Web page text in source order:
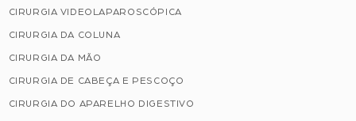
CIRURGIA VIDEOLAPAROSCÓPICA
CIRURGIA DA COLUNA
CIRURGIA DA MÃO
CIRURGIA DE CABEÇA E PESCOÇO
CIRURGIA DO APARELHO DIGESTIVO